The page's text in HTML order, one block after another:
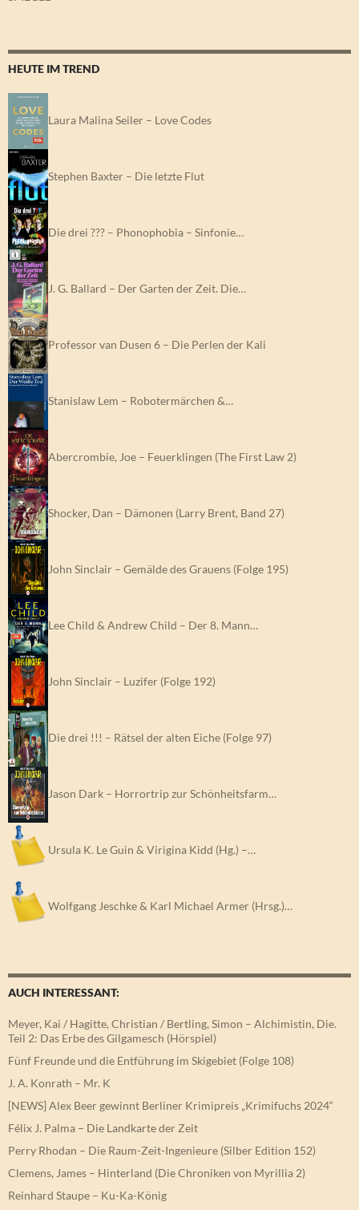
HEUTE IM TREND
Laura Malina Seiler – Love Codes
Stephen Baxter – Die letzte Flut
Die drei ??? – Phonophobia – Sinfonie…
J. G. Ballard – Der Garten der Zeit. Die…
Professor van Dusen 6 – Die Perlen der Kali
Stanislaw Lem – Robotermärchen &…
Abercrombie, Joe – Feuerklingen (The First Law 2)
Shocker, Dan – Dämonen (Larry Brent, Band 27)
John Sinclair – Gemälde des Grauens (Folge 195)
Lee Child & Andrew Child – Der 8. Mann…
John Sinclair – Luzifer (Folge 192)
Die drei !!! – Rätsel der alten Eiche (Folge 97)
Jason Dark – Horrortrip zur Schönheitsfarm…
Ursula K. Le Guin & Virigina Kidd (Hg.) –…
Wolfgang Jeschke & Karl Michael Armer (Hrsg.)…
AUCH INTERESSANT:
Meyer, Kai / Hagitte, Christian / Bertling, Simon – Alchimistin, Die.
Teil 2: Das Erbe des Gilgamesch (Hörspiel)
Fünf Freunde und die Entführung im Skigebiet (Folge 108)
J. A. Konrath – Mr. K
[NEWS] Alex Beer gewinnt Berliner Krimipreis „Krimifuchs 2024“
Félix J. Palma – Die Landkarte der Zeit
Perry Rhodan – Die Raum-Zeit-Ingenieure (Silber Edition 152)
Clemens, James – Hinterland (Die Chroniken von Myrillia 2)
Reinhard Staupe – Ku-Ka-König